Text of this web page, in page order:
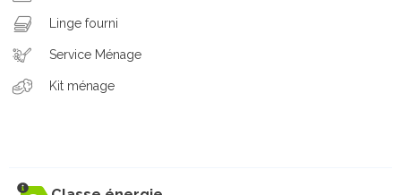
Linge fourni
Service Ménage
Kit ménage